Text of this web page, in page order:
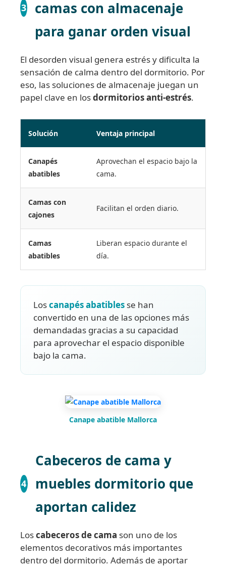
3
camas con almacenaje
para ganar orden visual
El desorden visual genera estrés y dificulta la
sensación de calma dentro del dormitorio. Por
eso, las soluciones de almacenaje juegan un
papel clave en losdormitorios anti-estrés.
Solución Ventaja principal
Canapés
abatibles
Aprovechan el espacio bajo la
cama.
Camas con
cajones
Facilitan el orden diario.
Camas
abatibles
Liberan espacio durante el
día.
Loscanapés abatibles se han
convertido en una de las opciones más
demandadas gracias a su capacidad
para aprovechar el espacio disponible
bajo la cama.
Canape abatible Mallorca
4
Cabeceros de cama y
muebles dormitorio que
aportan calidez
Loscabeceros de cama son uno de los
elementos decorativos más importantes
dentro del dormitorio. Además de aportar